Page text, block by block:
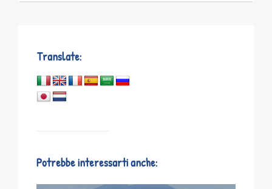
Translate:
Potrebbe interessarti anche: